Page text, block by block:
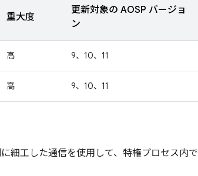
重大度
更新対象の AOSP バージョ
ン
高 9、10、11
高 9、10、11
細工した通信を使用して、特権プロセス内で